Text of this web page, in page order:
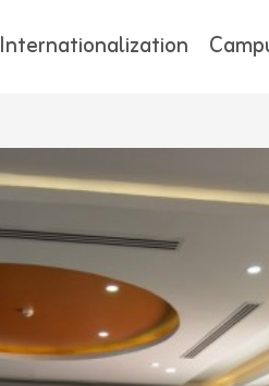
Internationalization